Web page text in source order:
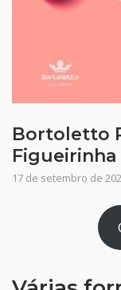
Bortoletto
Figueirinha
17 de setembro de